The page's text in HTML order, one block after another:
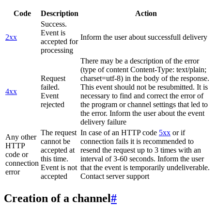
Code Description Action
2xx
Success.
Event is
accepted for
processing
Inform the user about successfull delivery
4xx
Request
failed.
Event
rejected
There may be a description of the error
(type of content Content-Type: text/plain;
charset=utf-8) in the body of the response.
This event should not be resubmitted. It is
necessary to find and correct the error of
the program or channel settings that led to
the error. Inform the user about the event
delivery failure
Any other
HTTP
code or
connection
error
The request
cannot be
accepted at
this time.
Event is not
accepted
In case of an HTTP code 5xx or if
connection fails it is recommended to
resend the request up to 3 times with an
interval of 3-60 seconds. Inform the user
that the event is temporarily undeliverable.
Contact server support
Creation of a channel#